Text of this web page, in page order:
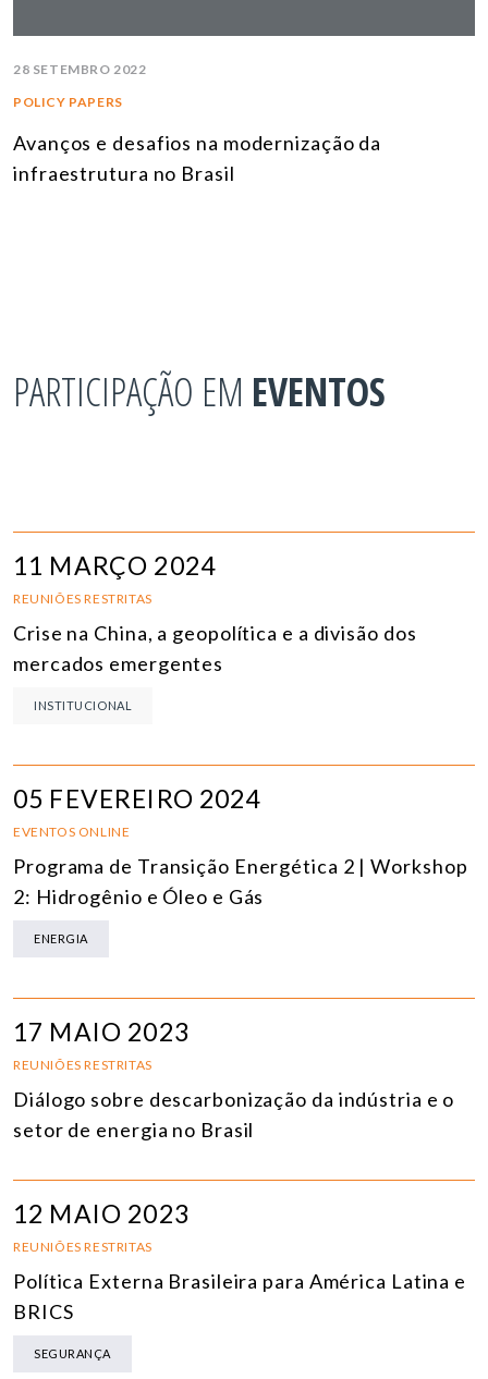
28 SETEMBRO 2022
POLICY PAPERS
Avanços e desafios na modernização da
infraestrutura no Brasil
PARTICIPAÇÃO EM EVENTOS
11 MARÇO 2024
REUNIÕES RESTRITAS
Crise na China, a geopolítica e a divisão dos
mercados emergentes
INSTITUCIONAL
05 FEVEREIRO 2024
EVENTOS ONLINE
Programa de Transição Energética 2 | Workshop
2: Hidrogênio e Óleo e Gás
ENERGIA
17 MAIO 2023
REUNIÕES RESTRITAS
Diálogo sobre descarbonização da indústria e o
setor de energia no Brasil
12 MAIO 2023
REUNIÕES RESTRITAS
Política Externa Brasileira para América Latina e
BRICS
SEGURANÇA